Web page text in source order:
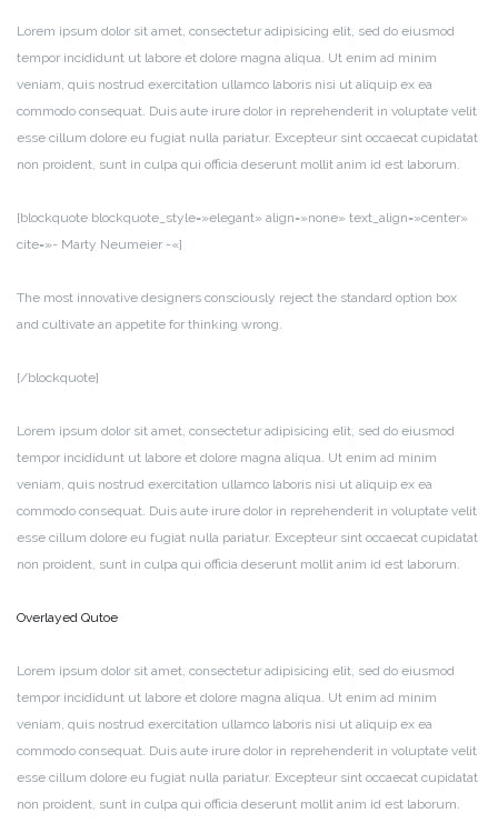
Lorem ipsum dolor sit amet, consectetur adipisicing elit, sed do eiusmod
tempor incididunt ut labore et dolore magna aliqua. Ut enim ad minim
veniam, quis nostrud exercitation ullamco laboris nisi ut aliquip ex ea
commodo consequat. Duis aute irure dolor in reprehenderit in voluptate velit
esse cillum dolore eu fugiat nulla pariatur. Excepteur sint occaecat cupidatat
non proident, sunt in culpa qui officia deserunt mollit anim id est laborum.
[blockquote blockquote_style=»elegant» align=»none» text_align=»center»
cite=»- Marty Neumeier -«]
The most innovative designers consciously reject the standard option box
and cultivate an appetite for thinking wrong.
[/blockquote]
Lorem ipsum dolor sit amet, consectetur adipisicing elit, sed do eiusmod
tempor incididunt ut labore et dolore magna aliqua. Ut enim ad minim
veniam, quis nostrud exercitation ullamco laboris nisi ut aliquip ex ea
commodo consequat. Duis aute irure dolor in reprehenderit in voluptate velit
esse cillum dolore eu fugiat nulla pariatur. Excepteur sint occaecat cupidatat
non proident, sunt in culpa qui officia deserunt mollit anim id est laborum.
Overlayed Qutoe
Lorem ipsum dolor sit amet, consectetur adipisicing elit, sed do eiusmod
tempor incididunt ut labore et dolore magna aliqua. Ut enim ad minim
veniam, quis nostrud exercitation ullamco laboris nisi ut aliquip ex ea
commodo consequat. Duis aute irure dolor in reprehenderit in voluptate velit
esse cillum dolore eu fugiat nulla pariatur. Excepteur sint occaecat cupidatat
non proident, sunt in culpa qui officia deserunt mollit anim id est laborum.